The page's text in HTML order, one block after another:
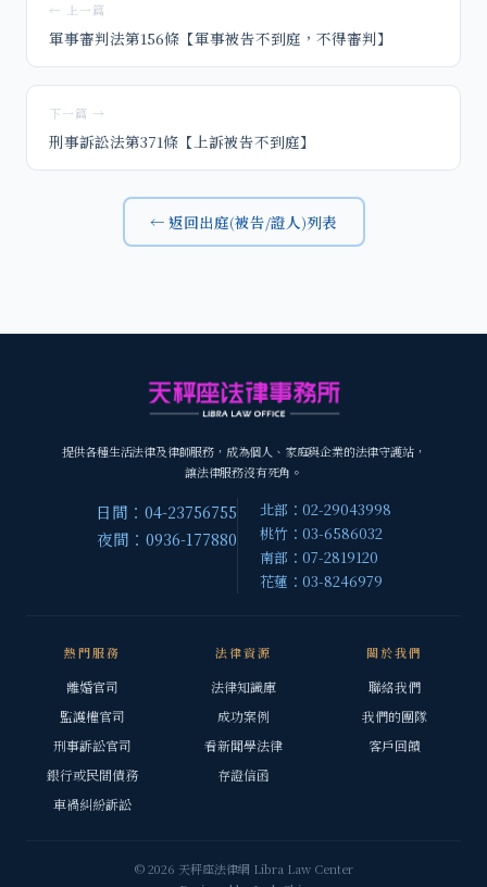
← 上一篇
軍事審判法第156條【軍事被告不到庭，不得審判】
下一篇 →
刑事訴訟法第371條【上訴被告不到庭】
← 返回出庭(被告/證人)列表
提供各種生活法律及律師服務，成為個人、家庭與企業的法律守護站，
讓法律服務沒有死角。
日間：04-23756755
夜間：0936-177880
北部：02-29043998
桃竹：03-6586032
南部：07-2819120
花蓮：03-8246979
熱門服務
離婚官司
監護權官司
刑事訴訟官司
銀行或民間債務
車禍糾紛訴訟
法律資源
法律知識庫
成功案例
看新聞學法律
存證信函
關於我們
聯絡我們
我們的團隊
客戶回饋
© 2026 天秤座法律網 Libra Law Center